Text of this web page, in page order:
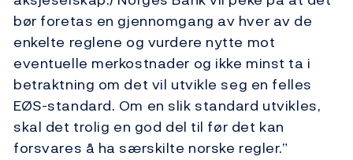
bør foretas en gjennom­gang av hver av de
enkelte reglene og vurdere nytte mot
eventuelle merkostnader og ikke minst ta i
betraktning om det vil utvikle seg en felles
EØS-standard. Om en slik standard utvikles,
skal det trolig en god del til før det kan
forsvares å ha særskilte norske regler.”